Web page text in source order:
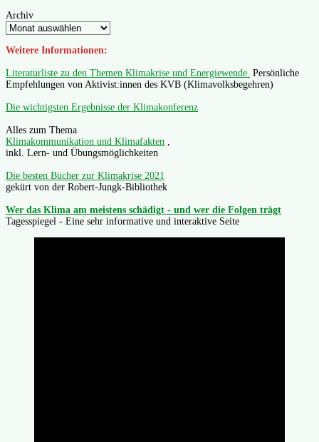
Archiv
Weitere Informationen:
Literaturliste zu den Themen Klimakrise und Energiewende. Persönliche
Empfehlungen von Aktivist:innen des KVB (Klimavolksbegehren)
Die wichtigsten Ergebnisse der Klimakonferenz
Alles zum Thema
Klimakommunikation und Klimafakten
inkl. Lern- und Übungsmöglichkeiten
Die besten Bücher zur Klimakrise 2021
gekürt von der Robert-Jungk-Bibliothek
Wer das Klima am meistens schädigt - und wer die Folgen trägt
Tagesspiegel - Eine sehr informative und interaktive Seite